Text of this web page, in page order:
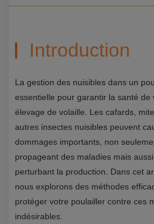
Introduction
La gestion des nuisibles dans un
essentielle pour garantir la santé de
élevage de volaille. Les cafards,
autres insectes nuisibles peuvent
dommages importants, non
propageant des maladies mais
perturbant la production. Dans cet
nous explorons des méthodes
protéger votre poulailler contre ces
indésirables.